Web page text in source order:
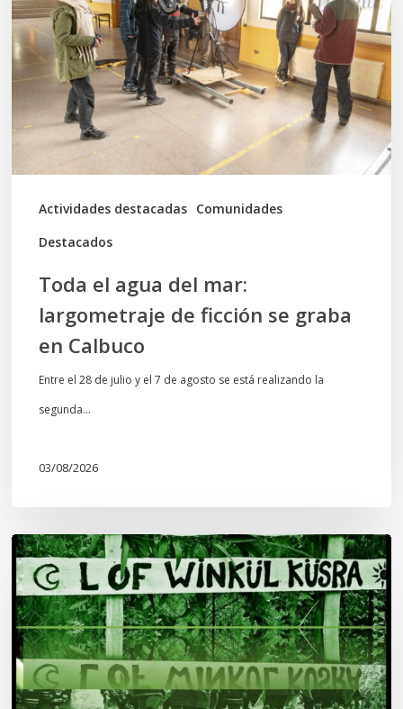
Actividades destacadas Comunidades
Destacados
del
mar:
largometraje
de
ficción
se
graba
Toda el agua del mar:
largometraje de ficción se graba
en Calbuco
Entre el 28 de julio y el 7 de agosto se está realizando la
segunda…
03/08/2026
Lof
Winkül
Küsra
convoca
a
apoyar